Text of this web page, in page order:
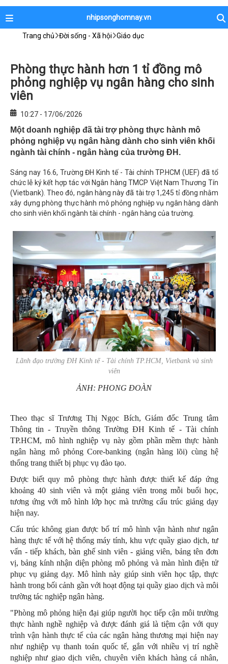
nhipsonghomnay.vn
Trang chủ Đời sống - Xã hội Giáo dục
Phòng thực hành hơn 1 tỉ đồng mô
phỏng nghiệp vụ ngân hàng cho sinh
viên
10:27 - 17/06/2026
Một doanh nghiệp đã tài trợ phòng thực hành mô
phỏng nghiệp vụ ngân hàng dành cho sinh viên khối
ngành tài chính - ngân hàng của trường ĐH.
Sáng nay 16.6, Trường ĐH Kinh tế - Tài chính TP.HCM (UEF) đã tổ
chức lễ ký kết hợp tác với Ngân hàng TMCP Việt Nam Thương Tín
(Vietbank). Theo đó, ngân hàng này đã tài trợ 1,245 tỉ đồng nhằm
xây dựng phòng thực hành mô phỏng nghiệp vụ ngân hàng dành
cho sinh viên khối ngành tài chính - ngân hàng của trường.
Lãnh đạo trường ĐH Kinh tế - Tài chính TP.HCM, Vietbank và sinh
viên
ẢNH: PHONG ĐOÀN
Theo thạc sĩ Trương Thị Ngọc Bích, Giám đốc Trung tâm
Thông tin - Truyền thông Trường ĐH Kinh tế - Tài chính
TP.HCM, mô hình nghiệp vụ này gồm phần mềm thực hành
ngân hàng mô phỏng Core-banking (ngân hàng lõi) cùng hệ
thống trang thiết bị phục vụ đào tạo.
Được biết quy mô phòng thực hành được thiết kế đáp ứng
khoảng 40 sinh viên và một giảng viên trong mỗi buổi học,
tương ứng với mô hình lớp học mà trường cấu trúc giảng dạy
hiện nay.
Cấu trúc không gian được bố trí mô hình vận hành như ngân
hàng thực tế với hệ thống máy tính, khu vực quầy giao dịch, tư
vấn - tiếp khách, bàn ghế sinh viên - giảng viên, bảng tên đơn
vị, bảng kính nhận diện phòng mô phỏng và màn hình điện tử
phục vụ giảng dạy. Mô hình này giúp sinh viên học tập, thực
hành trong bối cảnh gần với hoạt động tại quầy giao dịch và môi
trường tác nghiệp ngân hàng.
"Phòng mô phỏng hiện đại giúp người học tiếp cận môi trường
thực hành nghề nghiệp và được đánh giá là tiệm cận với quy
trình vận hành thực tế của các ngân hàng thương mại hiện nay
như nghiệp vụ thanh toán quốc tế, gắn với nhiều vị trí nghề
nghiệp như giao dịch viên, chuyên viên khách hàng cá nhân,